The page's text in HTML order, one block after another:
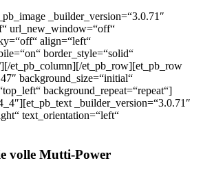
_builder_version=“3.0.71″
url_new_window=“off“
align=“left“
border_style=“solid“
et_pb_column][/et_pb_row][et_pb_row
background_size=“initial“
background_repeat=“repeat“]
_builder_version=“3.0.71″
text_orientation=“left“
volle Mutti-Power